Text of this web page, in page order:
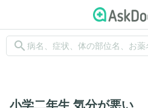
search
小学二年生 気分が悪い